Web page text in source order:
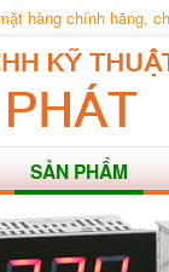
hàng chính hãng,
SẢN PHẨM